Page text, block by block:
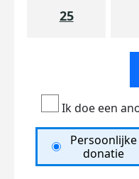
25
Ik doe een
Persoonlijke
donatie